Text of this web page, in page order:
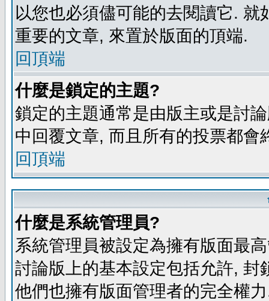
以您也必須儘可能的去閱讀它.
重要的文章, 來置於版面的頂端.
回頂端
什麼是鎖定的主題?
鎖定的主題通常是由版主或是討
中回覆文章, 而且所有的投票都
回頂端
什麼是系統管理員?
系統管理員被設定為擁有版面最
討論版上的基本設定包括允許,
他們也擁有版面管理者的完全權